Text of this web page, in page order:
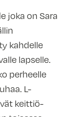
joka on Sara
kahdelle
lapselle.
perheelle
L-
keittiö-